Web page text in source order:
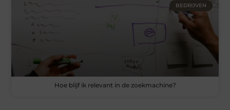
BEDRIJVEN
Hoe blijf ik relevant in de zoekmachine?